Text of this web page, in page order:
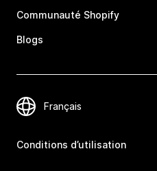
Communauté Shopify
Blogs
Conditions d’utilisation